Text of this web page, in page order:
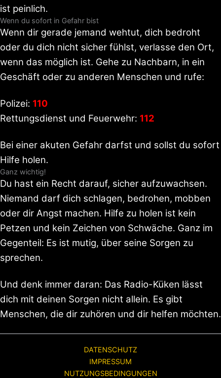
ist peinlich.
Wenn du sofort in Gefahr bist
Wenn dir gerade jemand wehtut, dich bedroht
oder du dich nicht sicher fühlst, verlasse den Ort,
wenn das möglich ist. Gehe zu Nachbarn, in ein
Geschäft oder zu anderen Menschen und rufe:
Polizei: 110
Rettungsdienst und Feuerwehr: 112
Bei einer akuten Gefahr darfst und sollst du sofort
Hilfe holen.
Ganz wichtig!
Du hast ein Recht darauf, sicher aufzuwachsen.
Niemand darf dich schlagen, bedrohen, mobben
oder dir Angst machen. Hilfe zu holen ist kein
Petzen und kein Zeichen von Schwäche. Ganz im
Gegenteil: Es ist mutig, über seine Sorgen zu
sprechen.
Und denk immer daran: Das Radio-Küken lässt
dich mit deinen Sorgen nicht allein. Es gibt
Menschen, die dir zuhören und dir helfen möchten.
DATENSCHUTZ
IMPRESSUM
NUTZUNGSBEDINGUNGEN